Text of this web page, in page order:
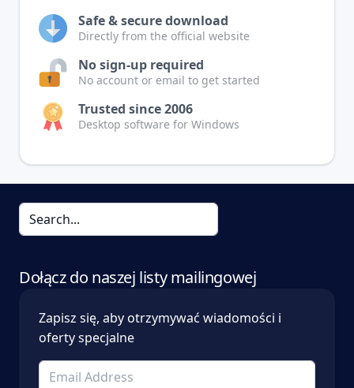
Safe & secure download
Directly from the official website
No sign-up required
No account or email to get started
Trusted since 2006
Desktop software for Windows
Dołącz do naszej listy mailingowej
Zapisz się, aby otrzymywać wiadomości i
oferty specjalne